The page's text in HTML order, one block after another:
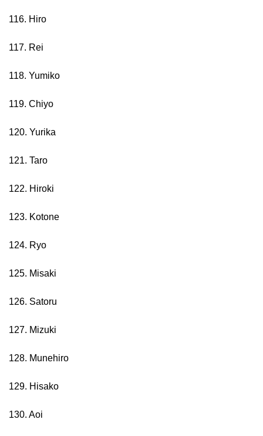
116. Hiro
117. Rei
118. Yumiko
119. Chiyo
120. Yurika
121. Taro
122. Hiroki
123. Kotone
124. Ryo
125. Misaki
126. Satoru
127. Mizuki
128. Munehiro
129. Hisako
130. Aoi